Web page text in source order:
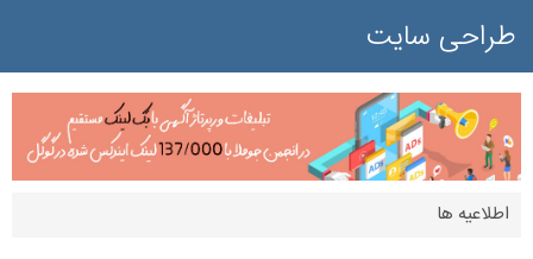
طراحی سایت
اطلاعیه ها